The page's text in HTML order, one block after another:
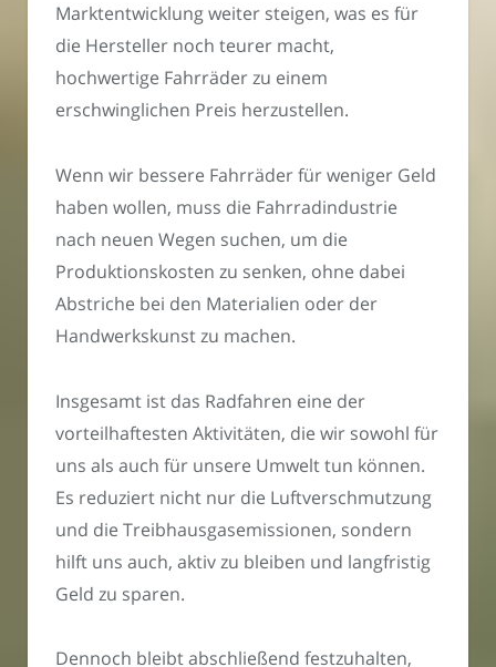
Marktentwicklung weiter steigen, was es für
die Hersteller noch teurer macht,
hochwertige Fahrräder zu einem
erschwinglichen Preis herzustellen.
Wenn wir bessere Fahrräder für weniger Geld
haben wollen, muss die Fahrradindustrie
nach neuen Wegen suchen, um die
Produktionskosten zu senken, ohne dabei
Abstriche bei den Materialien oder der
Handwerkskunst zu machen.
Insgesamt ist das Radfahren eine der
vorteilhaftesten Aktivitäten, die wir sowohl für
uns als auch für unsere Umwelt tun können.
Es reduziert nicht nur die Luftverschmutzung
und die Treibhausgasemissionen, sondern
hilft uns auch, aktiv zu bleiben und langfristig
Geld zu sparen.
Dennoch bleibt abschließend festzuhalten,